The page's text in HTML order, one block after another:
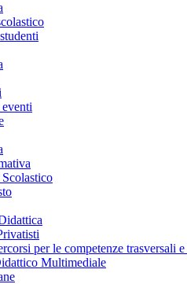
per le competenze trasversali
Multimediale